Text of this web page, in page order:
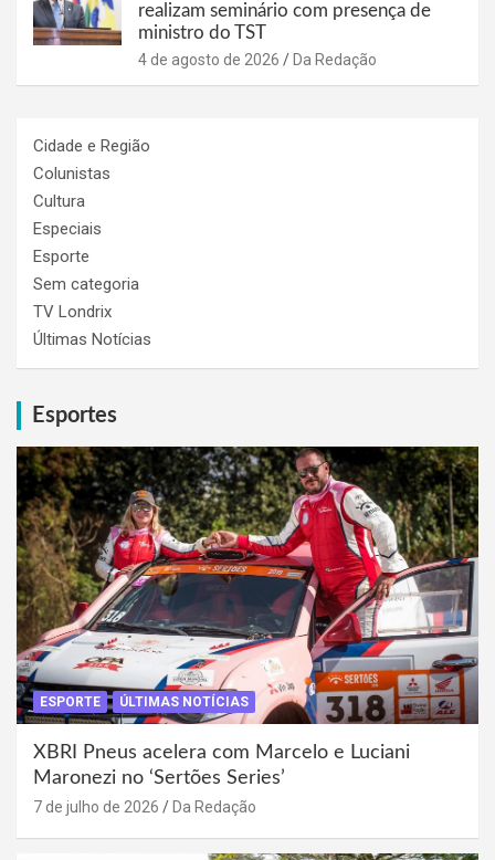
realizam seminário com presença de
ministro do TST
4 de agosto de 2026 Da Redação
Cidade e Região
Colunistas
Cultura
Especiais
Esporte
Sem categoria
TV Londrix
Últimas Notícias
Esportes
ESPORTE ÚLTIMAS NOTÍCIAS
XBRI Pneus acelera com Marcelo e Luciani
Maronezi no ‘Sertões Series’
7 de julho de 2026 Da Redação